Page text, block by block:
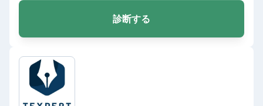
診断する